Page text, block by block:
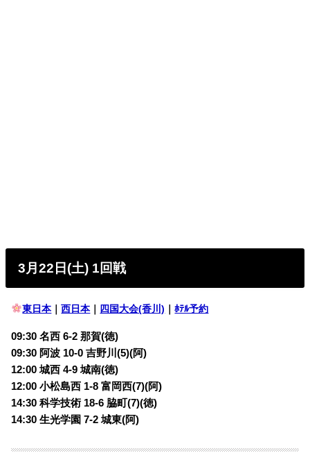
3月22日(土) 1回戦
東日本｜西日本｜ 四国大会(香川) ｜ﾎﾃﾙ予約
09:30 名西 6-2 那賀(徳)
09:30 阿波 10-0 吉野川(5)(阿)
12:00 城西 4-9 城南(徳)
12:00 小松島西 1-8 富岡西(7)(阿)
14:30 科学技術 18-6 脇町(7)(徳)
14:30 生光学園 7-2 城東(阿)